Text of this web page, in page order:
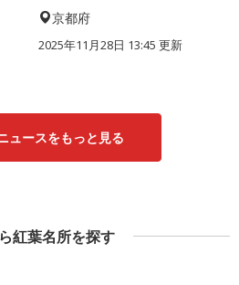
京都府
2025年11月28日 13:45 更新
ュースをもっと見る
紅葉名所を探す